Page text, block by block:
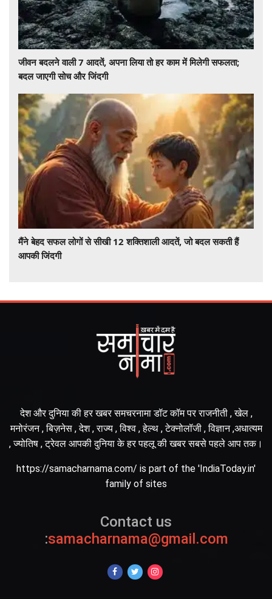
जीवन बदलने वाली 7 आदतें, अपना लिया तो हर काम में मिलेगी सफलता;
बदल जाएगी सोच और जिंदगी
मैंने बेहद सफल लोगों से सीखी 12 शक्तिशाली आदतें, जो बदल सकती हैं
आपकी जिंदगी
देश और दुनिया की हर खबर समचरनामा डॉट कॉम पर राजनीती , खेल ,
मनोरंजन , बिज़नेस , देश , राज्य , विश्व , हेल्थ , टेक्नोलॉजी , विज्ञान ,अधात्यम
, ज्योतिष , ट्रेवल आपकी दुनिया के हर पहलू की खबर सबसे पहले आप तक।
https://samacharnama.com/ is part of the 'IndiaToday.in'
family of sites
Contact us
:samacharnama@gmail.com